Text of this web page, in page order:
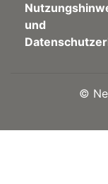
und
©